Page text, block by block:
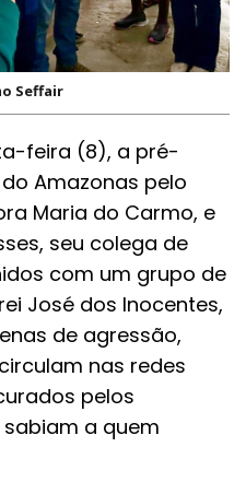
Seffair
feira (8), a pré-
Amazonas pelo
Maria do Carmo, e
seu colega de
com um grupo de
José dos Inocentes,
de agressão,
nas redes
pelos
a quem